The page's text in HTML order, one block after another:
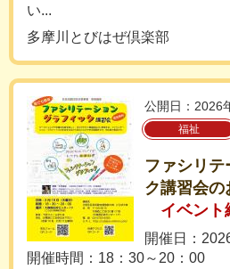
い...
多摩川とびはぜ倶楽部
公開日：2026
福祉
ファシリテ
ク講習会の
イベント
開催日：
開催時間：18：30～20：00